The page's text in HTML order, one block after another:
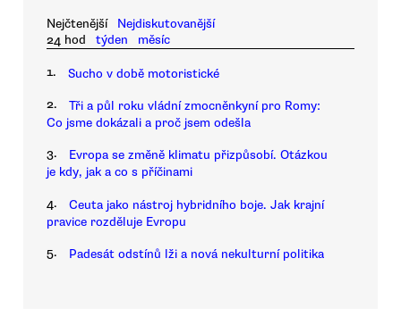
Nejčtenější
Nejdiskutovanější
24 hod
týden měsíc
1. Sucho v době motoristické
2.
Tři a půl roku vládní zmocněnkyní pro Romy:
Co jsme dokázali a proč jsem odešla
3.
Evropa se změně klimatu přizpůsobí. Otázkou
je kdy, jak a co s příčinami
4.
Ceuta jako nástroj hybridního boje. Jak krajní
pravice rozděluje Evropu
5. Padesát odstínů lži a nová nekulturní politika